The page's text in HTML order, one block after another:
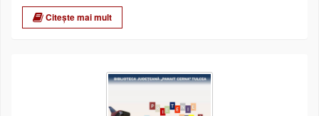
Citește mai mult